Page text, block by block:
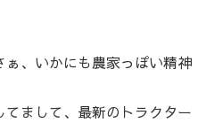
、いかにも農家っぽい精神
まして、最新のトラクター